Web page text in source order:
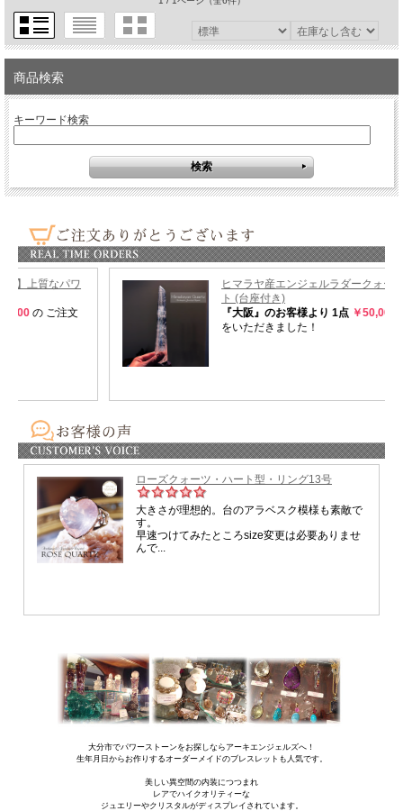
商品検索
キーワード検索
大分市でパワーストーンをお探しならアーキエンジェルズへ！
生年月日からお作りするオーダーメイドのブレスレットも人気です。
美しい異空間の内装につつまれ
レアでハイクオリティーな
ジュエリーやクリスタルがディスプレイされています。